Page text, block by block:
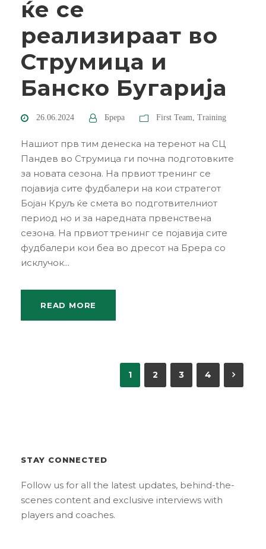
ќе се
реализираат во
Струмица и
Банско Бугарија
26.06.2024 Брера First Team, Training
Нашиот прв тим денеска на теренот на СЦ
Пандев во Струмица ги почна подготовките
за новата сезона. На првиот тренинг се
појавија сите фудбалери на кои стратегот
Бојан Круљ ќе смета во подготвителниот
период но и за наредната првенствена
сезона. На првиот тренинг се појавија сите
фудбалери кои беа во дресот на Брера со
исклучок...
READ MORE
1 2 3 4
STAY CONNECTED
Follow us for all the latest updates, behind-the-
scenes content and exclusive interviews with
players and coaches.